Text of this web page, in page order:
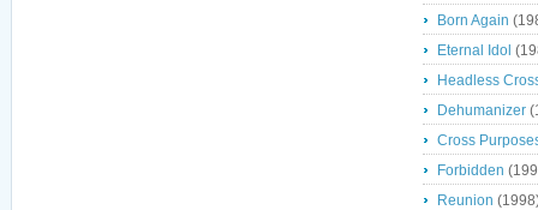
Born Again
Eternal Idol
Headless
Dehumanizer
Cross
Forbidden
Reunion